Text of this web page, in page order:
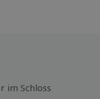
im Schloss